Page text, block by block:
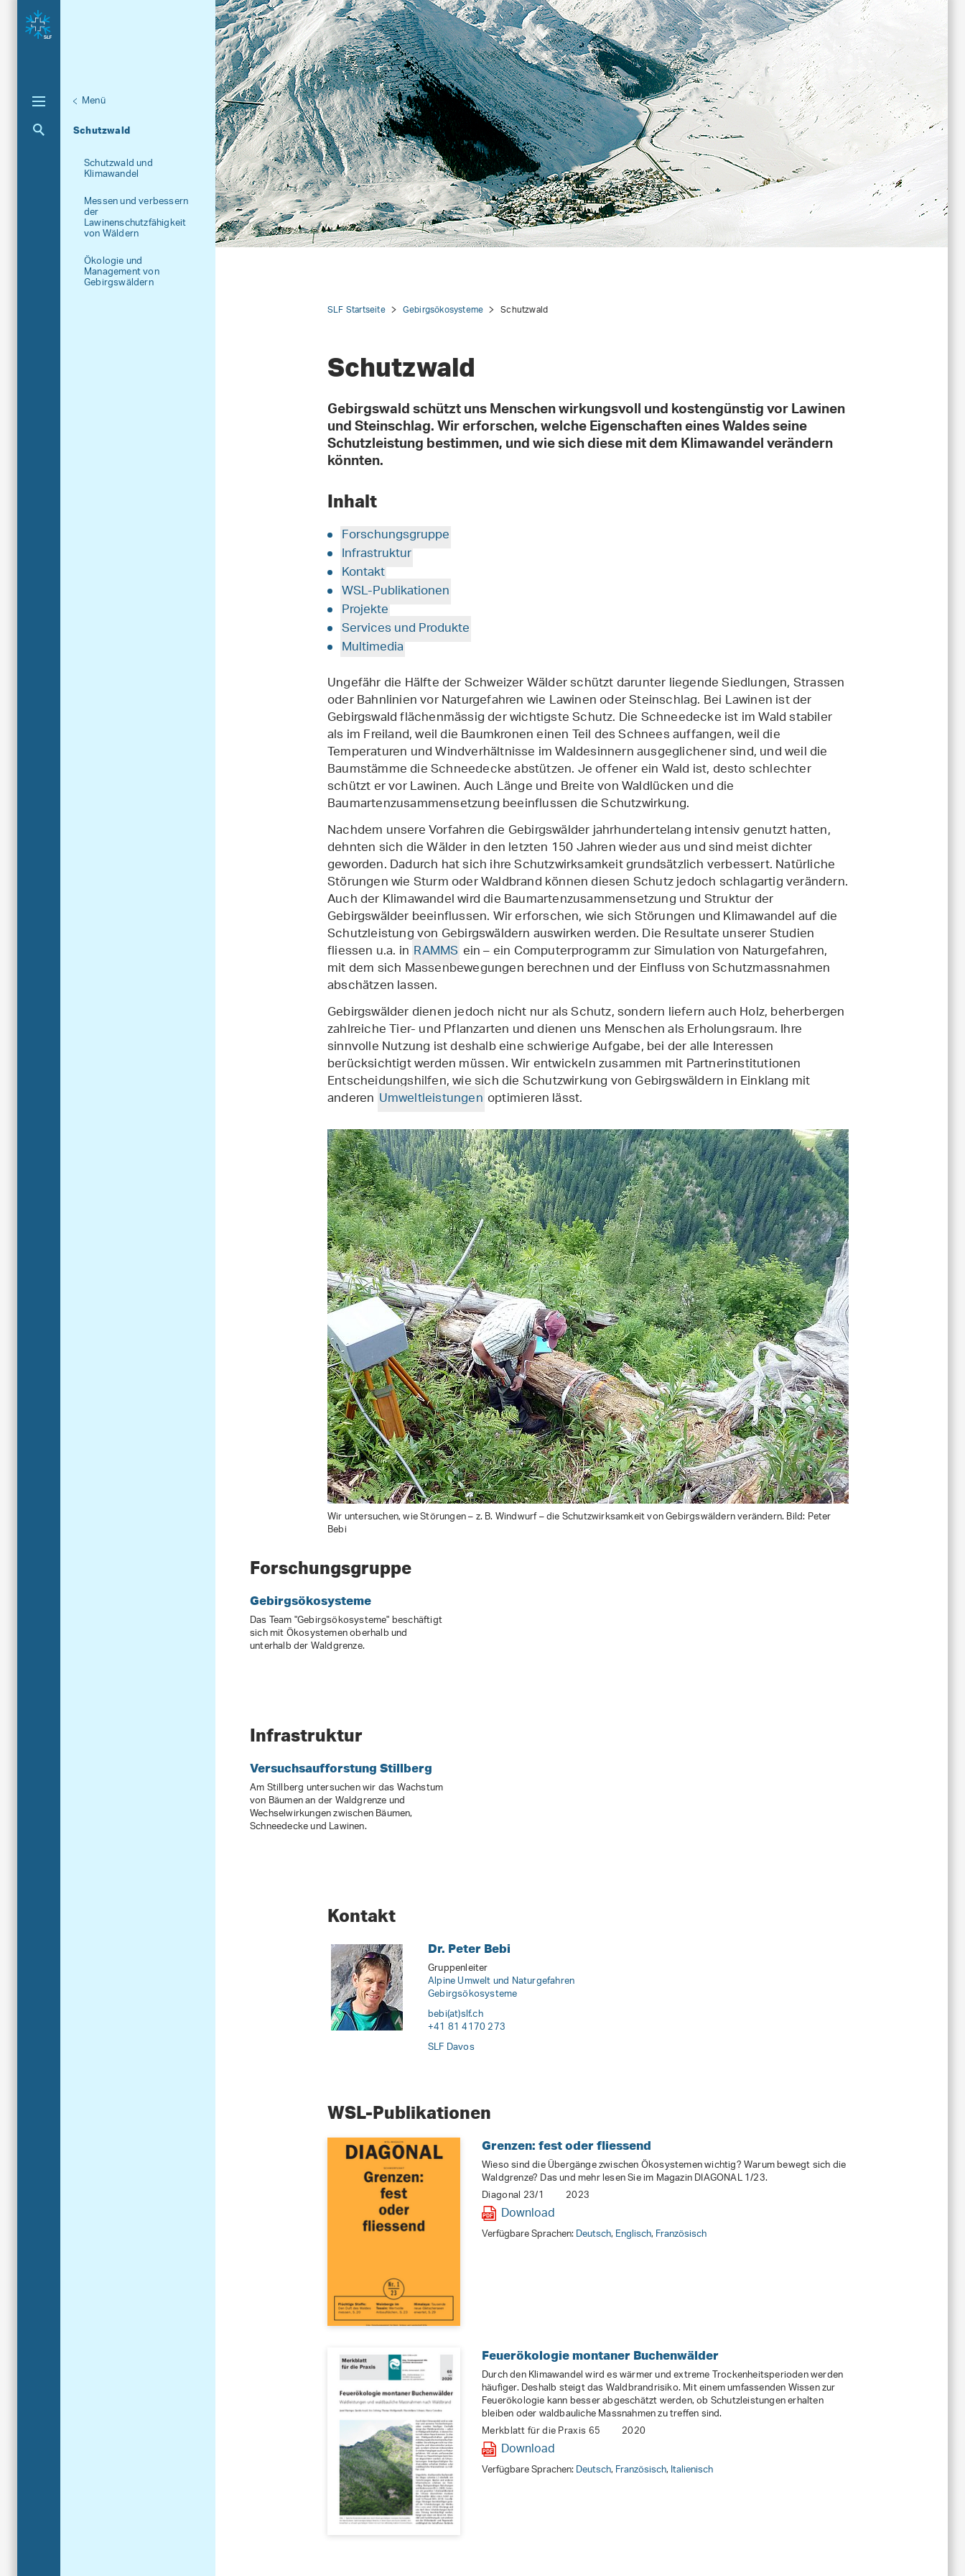
Gebirgsökosysteme
Unternavigation
Menü
Schutzwald
Aktuelle Navigation
Schutzwald und
Klimawandel
Messen und verbessern
der
Lawinenschutzfähigkeit
von Wäldern
Ökologie und
Management von
Gebirgswäldern
SLF Startseite Gebirgsökosysteme Schutzwald
Schutzwald
Gebirgswald schützt uns Menschen wirkungsvoll und kostengünstig vor Lawinen
und Steinschlag. Wir erforschen, welche Eigenschaften eines Waldes seine
Schutzleistung bestimmen, und wie sich diese mit dem Klimawandel verändern
könnten.
Inhalt
Forschungsgruppe
Infrastruktur
Kontakt
WSL-Publikationen
Projekte
Services und Produkte
Multimedia
Ungefähr die Hälfte der Schweizer Wälder schützt darunter liegende Siedlungen, Strassen
oder Bahnlinien vor Naturgefahren wie Lawinen oder Steinschlag. Bei Lawinen ist der
Gebirgswald flächenmässig der wichtigste Schutz. Die Schneedecke ist im Wald stabiler
als im Freiland, weil die Baumkronen einen Teil des Schnees auffangen, weil die
Temperaturen und Windverhältnisse im Waldesinnern ausgeglichener sind, und weil die
Baumstämme die Schneedecke abstützen. Je offener ein Wald ist, desto schlechter
schützt er vor Lawinen. Auch Länge und Breite von Waldlücken und die
Baumartenzusammensetzung beeinflussen die Schutzwirkung.
Nachdem unsere Vorfahren die Gebirgswälder jahrhundertelang intensiv genutzt hatten,
dehnten sich die Wälder in den letzten 150 Jahren wieder aus und sind meist dichter
geworden. Dadurch hat sich ihre Schutzwirksamkeit grundsätzlich verbessert. Natürliche
Störungen wie Sturm oder Waldbrand können diesen Schutz jedoch schlagartig verändern.
Auch der Klimawandel wird die Baumartenzusammensetzung und Struktur der
Gebirgswälder beeinflussen. Wir erforschen, wie sich Störungen und Klimawandel auf die
Schutzleistung von Gebirgswäldern auswirken werden. Die Resultate unserer Studien
fliessen u.a. in RAMMS ein – ein Computerprogramm zur Simulation von Naturgefahren,
mit dem sich Massenbewegungen berechnen und der Einfluss von Schutzmassnahmen
abschätzen lassen.
Gebirgswälder dienen jedoch nicht nur als Schutz, sondern liefern auch Holz, beherbergen
zahlreiche Tier- und Pflanzarten und dienen uns Menschen als Erholungsraum. Ihre
sinnvolle Nutzung ist deshalb eine schwierige Aufgabe, bei der alle Interessen
berücksichtigt werden müssen. Wir entwickeln zusammen mit Partnerinstitutionen
Entscheidungshilfen, wie sich die Schutzwirkung von Gebirgswäldern in Einklang mit
anderen Umweltleistungenoptimieren lässt.
Wir untersuchen, wie Störungen – z. B. Windwurf – die Schutzwirksamkeit von Gebirgswäldern verändern. Bild: Peter
Bebi
Forschungsgruppe
Gebirgsökosysteme
Das Team "Gebirgsökosysteme" beschäftigt
sich mit Ökosystemen oberhalb und
unterhalb der Waldgrenze.
Infrastruktur
Versuchsaufforstung Stillberg
Am Stillberg untersuchen wir das Wachstum
von Bäumen an der Waldgrenze und
Wechselwirkungen zwischen Bäumen,
Schneedecke und Lawinen.
Kontakt
Dr. Peter Bebi
Gruppenleiter
Alpine Umwelt und Naturgefahren
Gebirgsökosysteme
bebi(at)slf.ch
+41 81 4170 273
SLF Davos
WSL-Publikationen
Grenzen: fest oder fliessend
Wieso sind die Übergänge zwischen Ökosystemen wichtig? Warum bewegt sich die
Waldgrenze? Das und mehr lesen Sie im Magazin DIAGONAL 1/23.
Diagonal 23/1
2023
Download
Verfügbare Sprachen:Deutsch,Englisch,Französisch
Feuerökologie montaner Buchenwälder
Durch den Klimawandel wird es wärmer und extreme Trockenheitsperioden werden
häufiger. Deshalb steigt das Waldbrandrisiko. Mit einem umfassenden Wissen zur
Feuerökologie kann besser abgeschätzt werden, ob Schutzleistungen erhalten
bleiben oder waldbauliche Massnahmen zu treffen sind.
Merkblatt für die Praxis 65
2020
Download
Verfügbare Sprachen:Deutsch,Französisch,Italienisch